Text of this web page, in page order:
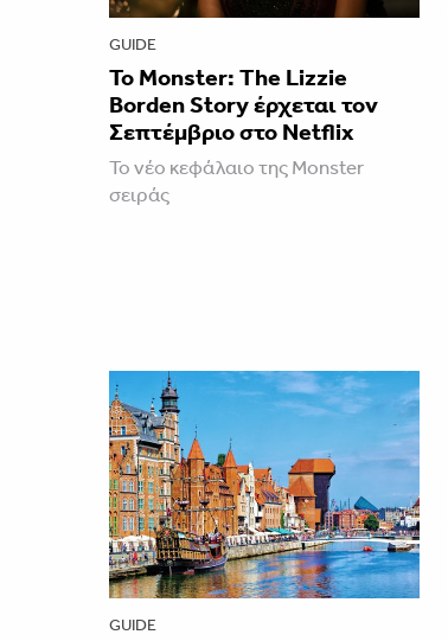
GUIDE
Το Monster: The Lizzie
Borden Story έρχεται τον
Σεπτέμβριο στο Netflix
Το νέο κεφάλαιο της Monster
σειράς
GUIDE